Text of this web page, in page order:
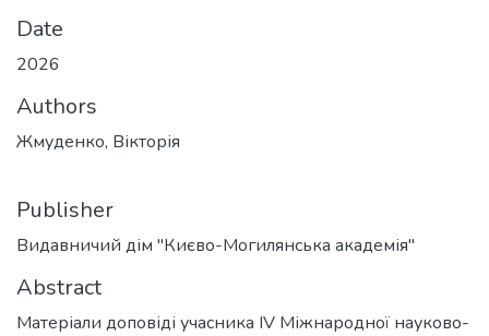
Date
2026
Authors
Жмуденко, Вікторія
Publisher
Видавничий дім "Києво-Могилянська академія"
Abstract
Матеріали доповіді учасника IV Міжнародної науково-